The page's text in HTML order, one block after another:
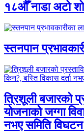
१८औँ नाडा अटो
स्तनपान
त्रिशूली बजारको
योजनाको जग्गा
नभए समिति